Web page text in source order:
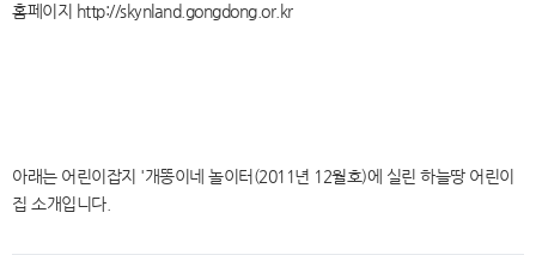
홈페이지 http://skynland.gongdong.or.kr
아래는 어린이잡지 '개똥이네 놀이터(2011년 12월호)에 실린 하늘땅 어린이
집 소개입니다.